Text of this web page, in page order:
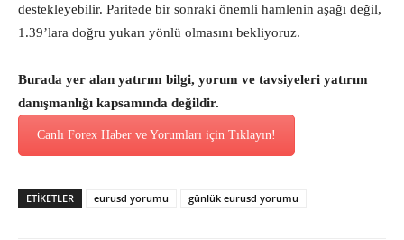
destekleyebilir. Paritede bir sonraki önemli hamlenin aşağı değil,
1.39’lara doğru yukarı yönlü olmasını bekliyoruz.
Burada yer alan yatırım bilgi, yorum ve tavsiyeleri yatırım
danışmanlığı kapsamında değildir.
Canlı Forex Haber ve Yorumları için Tıklayın!
ETİKETLER eurusd yorumu günlük eurusd yorumu